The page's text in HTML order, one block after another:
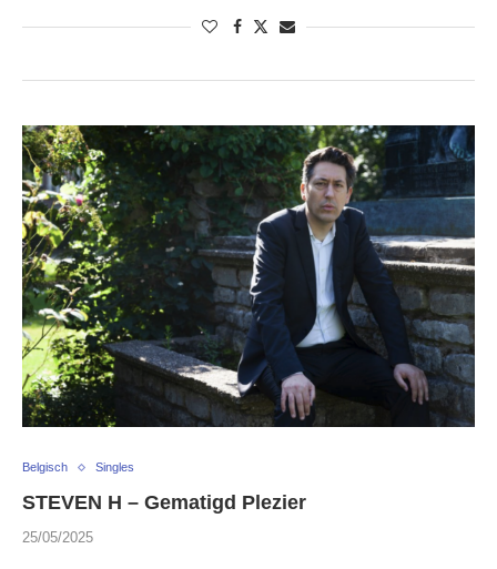
Belgisch Singles
STEVEN H – Gematigd Plezier
25/05/2025